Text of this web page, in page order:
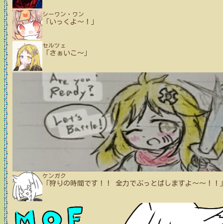
シーワン・ワン
「いっくよ～！」
セルツェ
「さぁいこ～」
ケンガク
「狩りの時間です！！ 全力でぶっとばしますよ～～！！